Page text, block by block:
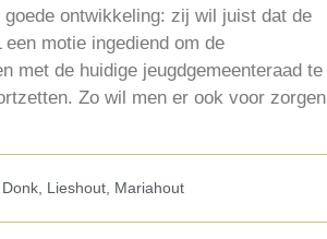
ontwikkeling: zij wil juist dat de
motie ingediend om de
met de huidige jeugdgemeenteraad te
Zo wil men er ook voor zorgen
, Lieshout, Mariahout